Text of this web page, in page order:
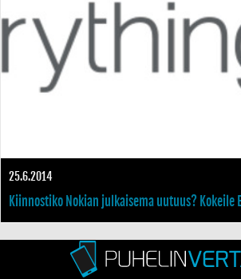
25.6.2014
Kiinnostiko Nokian julkaisema uutuus? Kokeile
sovellusta